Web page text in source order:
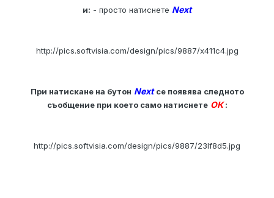
и: - просто натиснете Next
http://pics.softvisia.com/design/pics/9887/x411c4.jpg
При натискане на бутон Next се появява следното
съобщение при което само натиснете ОК:
http://pics.softvisia.com/design/pics/9887/23lf8d5.jpg